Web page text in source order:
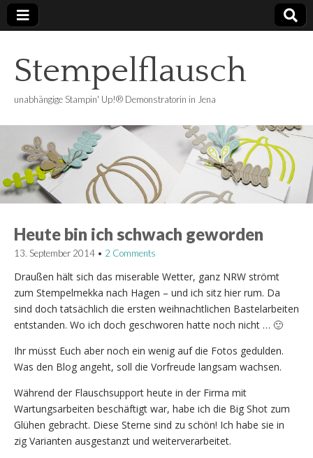
Stempelflausch
unabhängige Stampin' Up!® Demonstratorin in Jena
Heute bin ich schwach geworden
13. September 2014 • 2 Comments
Draußen hält sich das miserable Wetter, ganz NRW strömt
zum Stempelmekka nach Hagen – und ich sitz hier rum. Da
sind doch tatsächlich die ersten weihnachtlichen Bastelarbeiten
entstanden. Wo ich doch geschworen hatte noch nicht … 🙂
Ihr müsst Euch aber noch ein wenig auf die Fotos gedulden.
Was den Blog angeht, soll die Vorfreude langsam wachsen.
Während der Flauschsupport heute in der Firma mit
Wartungsarbeiten beschäftigt war, habe ich die Big Shot zum
Glühen gebracht. Diese Sterne sind zu schön! Ich habe sie in
zig Varianten ausgestanzt und weiterverarbeitet.